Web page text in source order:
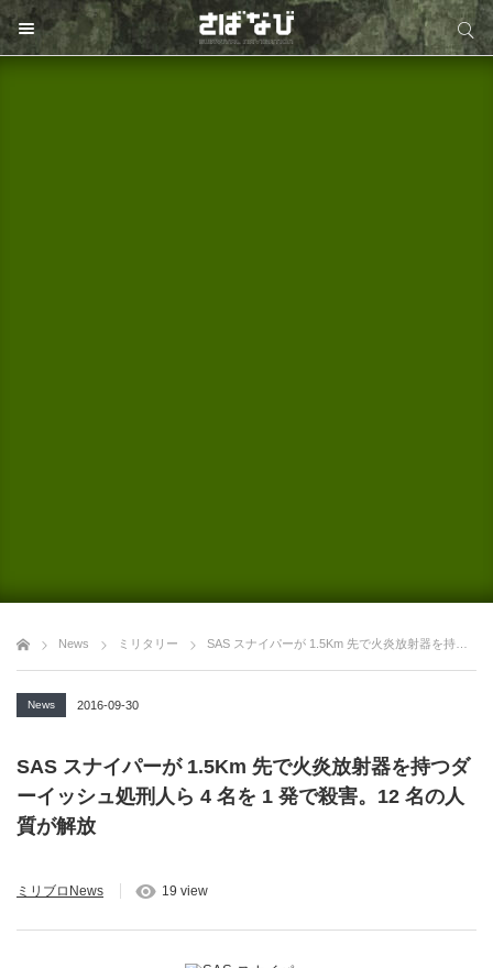
サイト内検索
News ミリタリー SAS スナイパーが 1.5Km 先で火炎放射器を持つダーイッシュ処刑人ら 4 名を 1 発で殺害。12 名の人質が解放
News 2016-09-30
SAS スナイパーが 1.5Km 先で火炎放射器を持つダ
ーイッシュ処刑人ら 4 名を 1 発で殺害。12 名の人
質が解放
ミリブロNews 19 view